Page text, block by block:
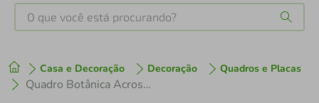
O que você está procurando?
Casa e Decoração Decoração Quadros e Placas
Quadro Botânica Acrostichum Brevipes 86x60 Caixa Marfim
1º tenis